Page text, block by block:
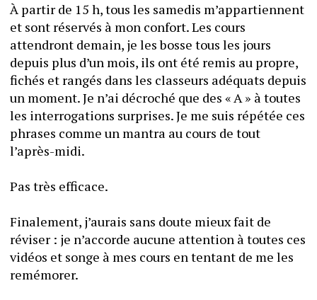
À partir de 15 h, tous les samedis m’appartiennent
et sont réservés à mon confort. Les cours
attendront demain, je les bosse tous les jours
depuis plus d’un mois, ils ont été remis au propre,
fichés et rangés dans les classeurs adéquats depuis
un moment. Je n’ai décroché que des « A » à toutes
les interrogations surprises. Je me suis répétée ces
phrases comme un mantra au cours de tout
l’après-midi.
Pas très efficace.
Finalement, j’aurais sans doute mieux fait de
réviser : je n’accorde aucune attention à toutes ces
vidéos et songe à mes cours en tentant de me les
remémorer.